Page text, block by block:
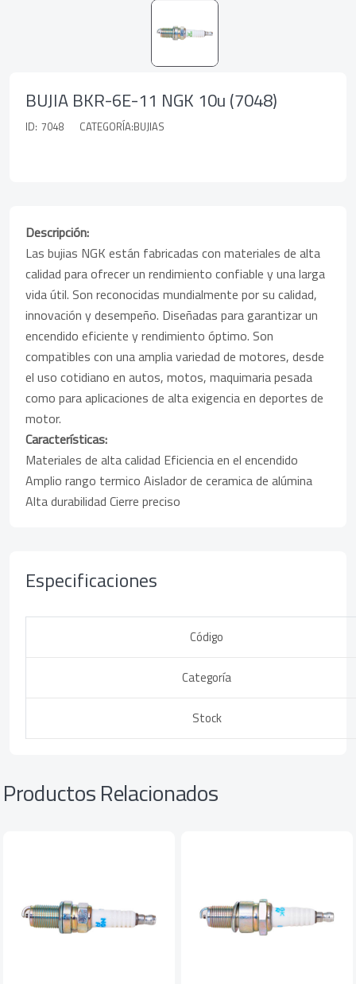
BUJIA BKR-6E-11 NGK 10u (7048)
ID: 7048 CATEGORÍA:BUJIAS
Descripción:
Las bujias NGK están fabricadas con materiales de alta
calidad para ofrecer un rendimiento confiable y una larga
vida útil. Son reconocidas mundialmente por su calidad,
innovación y desempeño. Diseñadas para garantizar un
encendido eficiente y rendimiento óptimo. Son
compatibles con una amplia variedad de motores, desde
el uso cotidiano en autos, motos, maquimaria pesada
como para aplicaciones de alta exigencia en deportes de
motor.
Características:
Materiales de alta calidad Eficiencia en el encendido
Amplio rango termico Aislador de ceramica de alúmina
Alta durabilidad Cierre preciso
Especificaciones
Código
Categoría
Stock
Productos Relacionados